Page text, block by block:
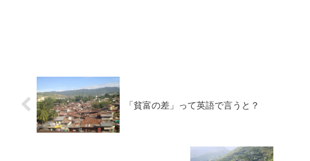
「貧富の差」って英語で言うと？